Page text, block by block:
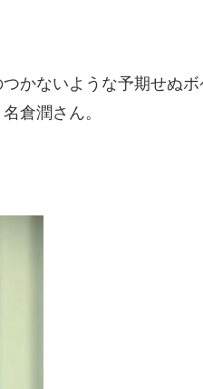
かないような予期せぬ
倉潤さん。